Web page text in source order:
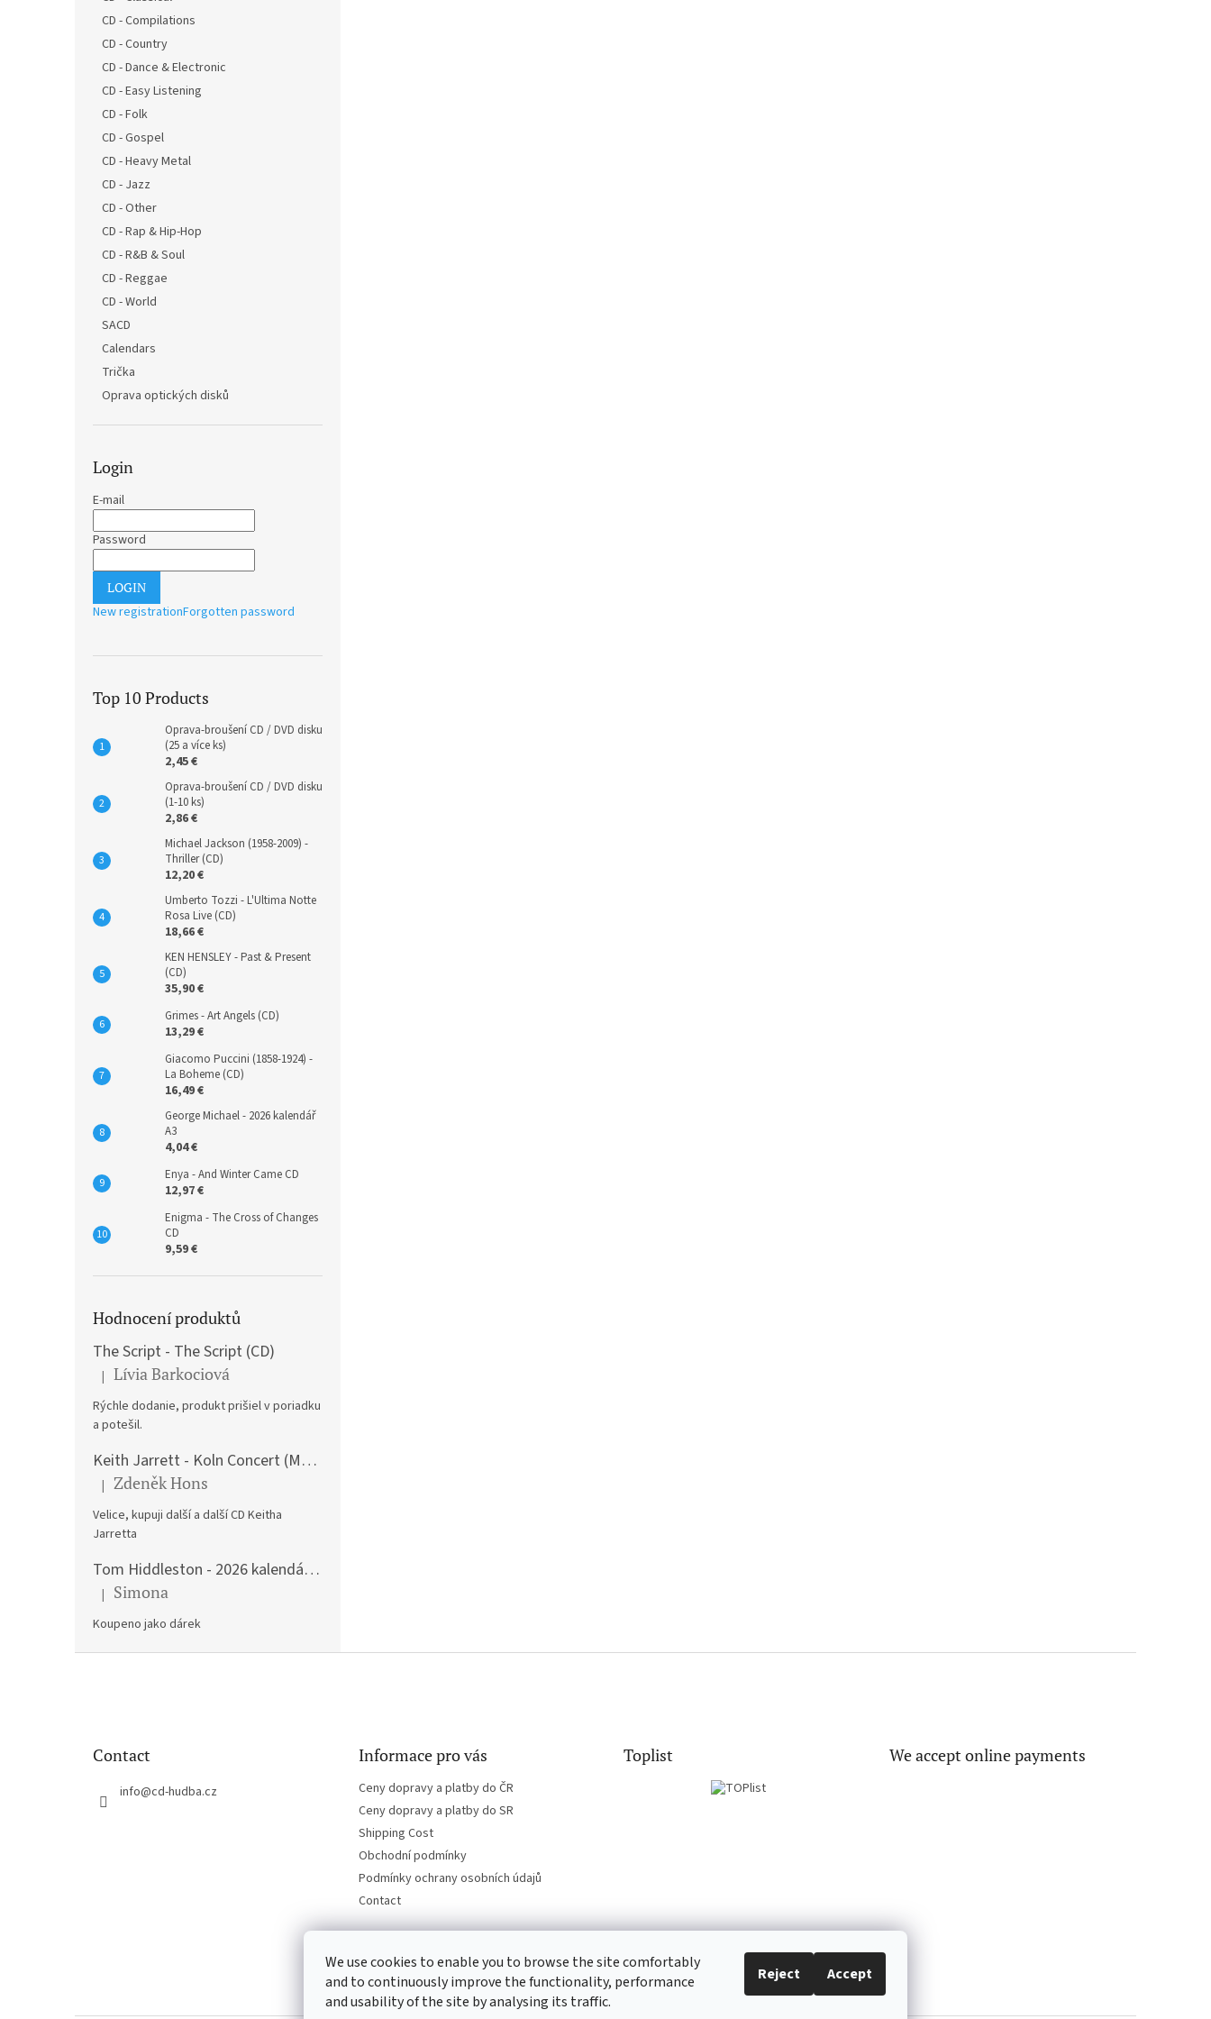
We use cookies to enable you to browse the site comfortably
and to continuously improve the functionality, performance
and usability of the site by analysing its traffic.
Reject Accept
CD - Compilations
CD - Country
CD - Dance & Electronic
CD - Easy Listening
CD - Folk
CD - Gospel
CD - Heavy Metal
CD - Jazz
CD - Other
CD - Rap & Hip-Hop
CD - R&B & Soul
CD - Reggae
CD - World
SACD
Calendars
Trička
Oprava optických disků
Login
E-mail
Password
LOGIN
New registrationForgotten password
Top 10 Products
Oprava-broušení CD / DVD disku
(25 a více ks)
2,45 €
Oprava-broušení CD / DVD disku
(1-10 ks)
2,86 €
Michael Jackson (1958-2009) -
Thriller (CD)
12,20 €
Umberto Tozzi - L'Ultima Notte
Rosa Live (CD)
18,66 €
KEN HENSLEY - Past & Present
(CD)
35,90 €
Grimes - Art Angels (CD)
13,29 €
Giacomo Puccini (1858-1924) -
La Boheme (CD)
16,49 €
George Michael - 2026 kalendář
A3
4,04 €
Enya - And Winter Came CD
12,97 €
Enigma - The Cross of Changes
CD
9,59 €
Hodnocení produktů
The Script - The Script (CD)
The product rating is 5 out of 5 stars.
| Lívia Barkociová
Rýchle dodanie, produkt prišiel v poriadku
a potešil.
Keith Jarrett - Koln Concert (Music CD)
The product rating is 5 out of 5 stars.
| Zdeněk Hons
Velice, kupuji další a další CD Keitha
Jarretta
Tom Hiddleston - 2026 kalendář A3
The product rating is 5 out of 5 stars.
| Simona
Koupeno jako dárek
Contact
info@cd-hudba.cz
Informace pro vás
Ceny dopravy a platby do ČR
Ceny dopravy a platby do SR
Shipping Cost
Obchodní podmínky
Podmínky ochrany osobních údajů
Contact
Toplist We accept online payments
EN-filmy.cz CD-Soundtrack.cz